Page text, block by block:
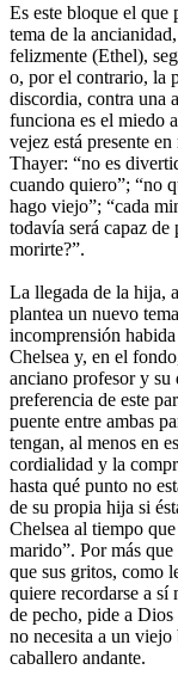
Es este bloque el que
tema de la
felizmente (Ethel),
o, por el contrario, la
discordia, contra una
funciona es el miedo
vejez está presente
Thayer: “no es
cuando quiero”; “no
hago viejo”; “cada
todavía será capaz de
morirte?”.
La llegada de la hija,
plantea un nuevo
incomprensión
Chelsea y, en el
anciano profesor y su
preferencia de este
puente entre ambas
tengan, al menos en
cordialidad y la
hasta qué punto no
de su propia hija si
Chelsea al tiempo
marido”. Por más
que sus gritos, como
quiere recordarse a sí
de pecho, pide a
no necesita a un viejo
caballero andante.